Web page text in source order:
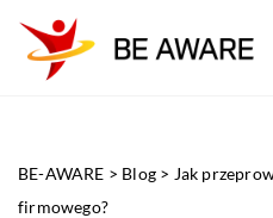
BE-AWARE > Blog > Jak
firmowego?